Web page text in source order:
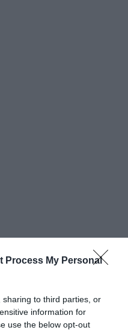
Process My Personal
to third parties, or
information for
use the below opt-out